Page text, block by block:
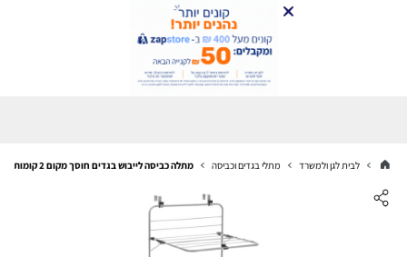
לבית לגן ולמשרד מתלי בגדים וכביסה מתלה כביסה לייבוש בגדים חוסך מקום 2 קומות